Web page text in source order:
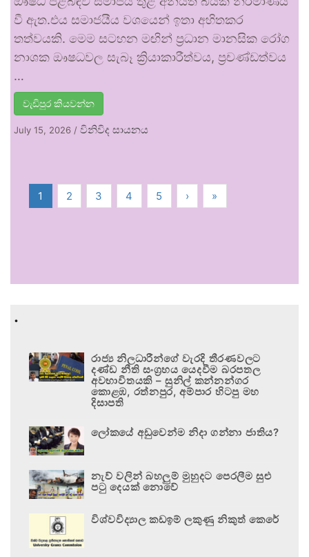
වී ඇත.එය සමාජයීය වශයෙන් ඉතා අහිතකර
තත්වයකි. මෙම සටහන මඟින් ප්‍රධාන මානසික රෝග
නාශක ඖෂධවල සැබෑ ක්‍රියාකාරීත්වය, ප්‍රචණ්ඩත්වය
…
වැඩිපුර කියවන්න
July 15, 2026 / විනිවිද සායනය
1 2 3 4 5 › »
.
රාජ්‍ය නිලධාරීන්ගේ වැරදි තීරණවලට
දණ්ඩ නීති සංග්‍රහය යෙදවීම බරපතල
අවභාවිතයකි – සුනිල් කන්නන්ගර
කොළඹ, රත්නපුර, අම්පාර හිටපු මහ
දිසාපති
ලෝකයේ අඩුවෙන්ම නිදා ගන්නා ජාතිය?
නැව් වලින් බහලුම් මුහුදට පෙරලීම සුළු
පටු දෙයක් නොවේ
විශ්වවිද්‍යාල කඩඉම් ලකුණු නිකුත් කෙරේ